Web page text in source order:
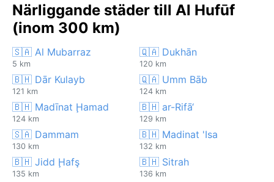
Närliggande städer till Al Hufūf
(inom 300 km)
🇸🇦 Al Mubarraz
5 km
🇶🇦 Dukhān
120 km
🇧🇭 Dār Kulayb
121 km
🇶🇦 Umm Bāb
124 km
🇧🇭 Madīnat Ḩamad
124 km
🇧🇭 ar-Rifā‘
129 km
🇸🇦 Dammam
130 km
🇧🇭 Madinat 'Isa
132 km
🇧🇭 Jidd Ḩafş
135 km
🇧🇭 Sitrah
136 km